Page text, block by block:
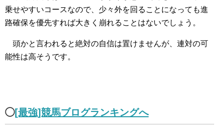
乗せやすいコースなので、少々外を回ることになっても進
路確保を優先すれば大きく崩れることはないでしょう。
頭かと言われると絶対の自信は置けませんが、連対の可
能性は高そうです。
◯[最強]競馬ブログランキングへ